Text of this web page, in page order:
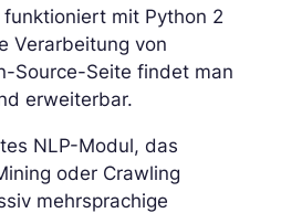
funktioniert mit Python 2
Verarbeitung von
Source-Seite findet man
erweiterbar.
NLP-Modul, das
oder Crawling
mehrsprachige